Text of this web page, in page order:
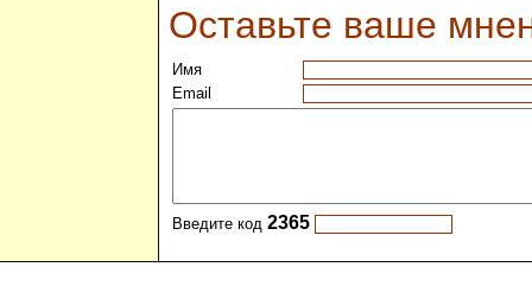
Оставьте ваше
Имя
Email
Введите код 2365